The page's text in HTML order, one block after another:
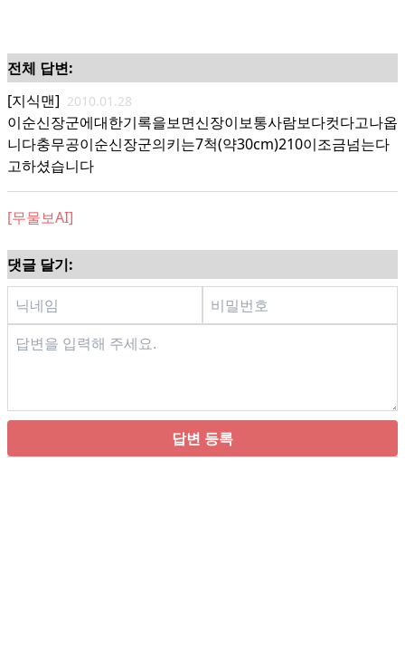
전체 답변:
[지식맨] 2010.01.28
이순신장군에대한기록을보면신장이보통사람보다컷다고나옵
니다충무공이순신장군의키는7척(약30cm)210이조금넘는다
고하셨습니다
[무물보AI]
댓글 달기:
답변 등록